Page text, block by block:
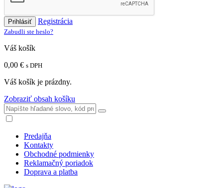
Prihlásiť Registrácia
Zabudli ste heslo?
Váš košík
0,00 € s DPH
Váš košík je prázdny.
Zobraziť obsah košíku
Predajňa
Kontakty
Obchodné podmienky
Reklamačný poriadok
Doprava a platba